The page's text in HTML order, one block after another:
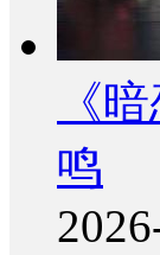
《
鸣